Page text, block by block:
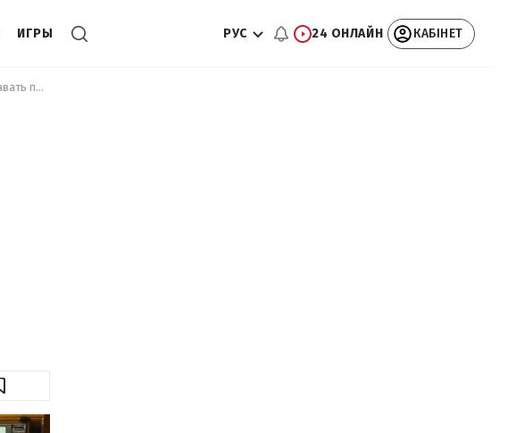
ИГРЫ РУС 24 ОНЛАЙН КАБІНЕТ
Политические проекты или партии: в Украине выгодно создавать политсилы по нескольким причинам